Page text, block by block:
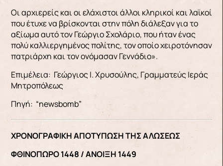
Οι αρχιερείς και οι ελάχιστοι άλλοι κληρικοί και λαϊκοί
που έτυχε να βρίσκονται στην πόλη διάλεξαν για το
αξίωμα αυτό τον Γεώργιο Σχολάριο, που ήταν έ­νας
πολύ καλλιεργημένος πολίτης, τον οποίο χει­ροτόνησαν
πατριάρχη και τον ονόμασαν Γεννά­διο».
Επιμέλεια: Γεώργιος Ι. Χρυσούλης, Γραμματεύς Ιεράς
Μητροπόλεως
Πηγή: “newsbomb”
ΧΡΟΝΟΓΡΑΦΙΚΗ ΑΠΟΤΥΠΩΣΗ ΤΗΣ ΑΛΩΣΕΩΣ
ΦΘΙΝΟΠΩΡΟ 1448 / ΑΝΟΙΞΗ 1449